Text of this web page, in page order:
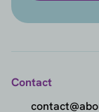
MasterCard
Contact